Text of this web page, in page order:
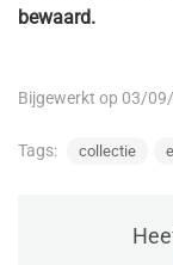
bewaard.
Bijgewerkt op 03/
Tags: collectie